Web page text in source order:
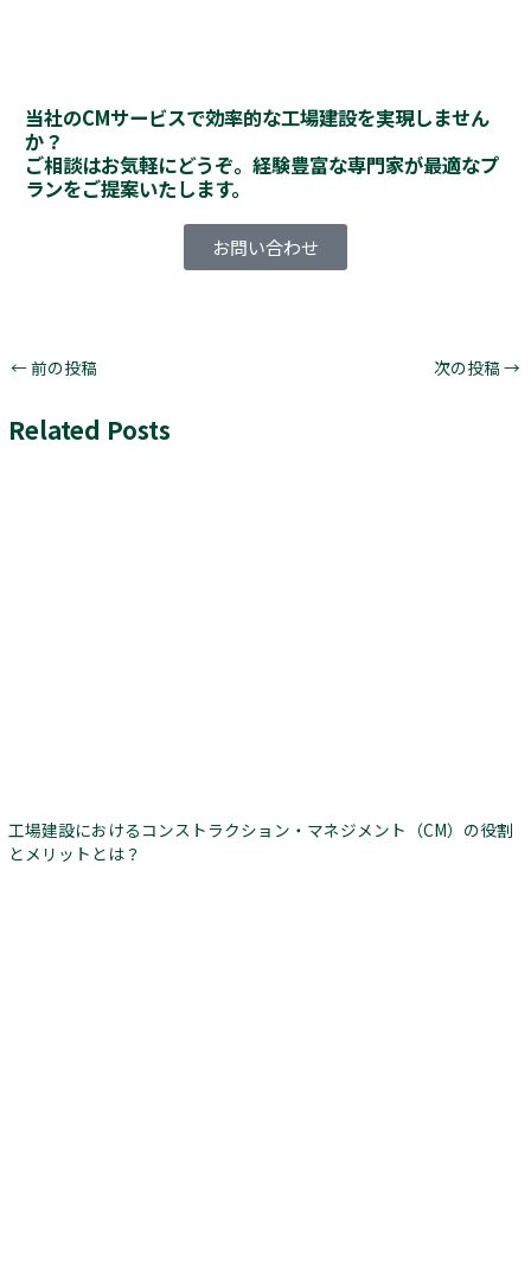
当社のCMサービスで効率的な工場建設を実現しません
か？
ご相談はお気軽にどうぞ。経験豊富な専門家が最適なプ
ランをご提案いたします。
お問い合わせ
←前の投稿 次の投稿 →
Related Posts
工場建設におけるコンストラクション・マネジメント（CM）の役割
とメリットとは？